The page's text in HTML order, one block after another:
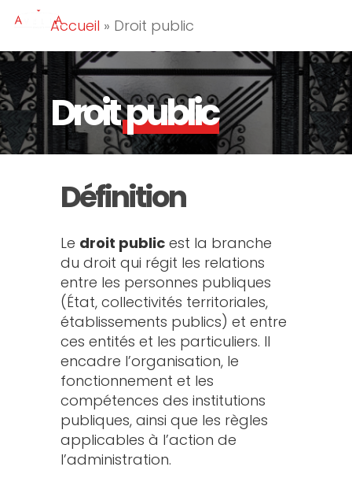
main
content
Accueil » Droit public
Droitpublic
Définition
Le droit public est la branche
du droit qui régit les relations
entre les personnes publiques
(État, collectivités territoriales,
établissements publics) et entre
ces entités et les particuliers. Il
encadre l’organisation, le
fonctionnement et les
compétences des institutions
publiques, ainsi que les règles
applicables à l’action de
l’administration.
Close
Menu